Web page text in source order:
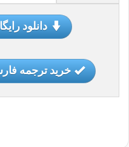
دانلود
خرید ترجمه